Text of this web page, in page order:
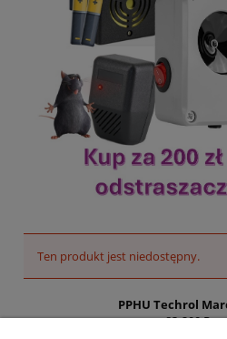
Ten produkt jest niedostępny.
PPHU Techrol
83-200